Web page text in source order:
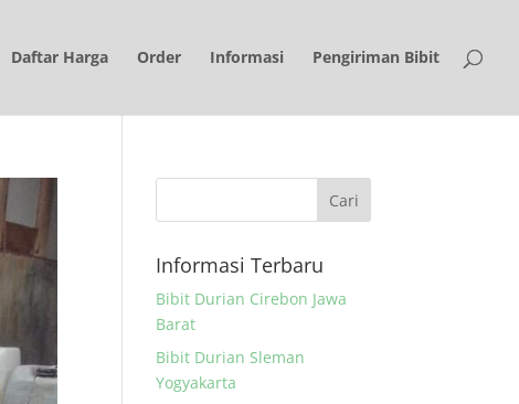
Daftar Harga Order Informasi Pengiriman Bibit
Informasi Terbaru
Bibit Durian Cirebon Jawa
Barat
Bibit Durian Sleman
Yogyakarta